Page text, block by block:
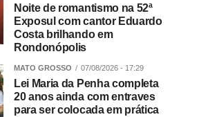
Noite de romantismo na 52ª
Exposul com cantor Eduardo
Costa brilhando em
Rondonópolis
MATO GROSSO 07/08/2026 - 17:29
Lei Maria da Penha completa
20 anos ainda com entraves
para ser colocada em prática